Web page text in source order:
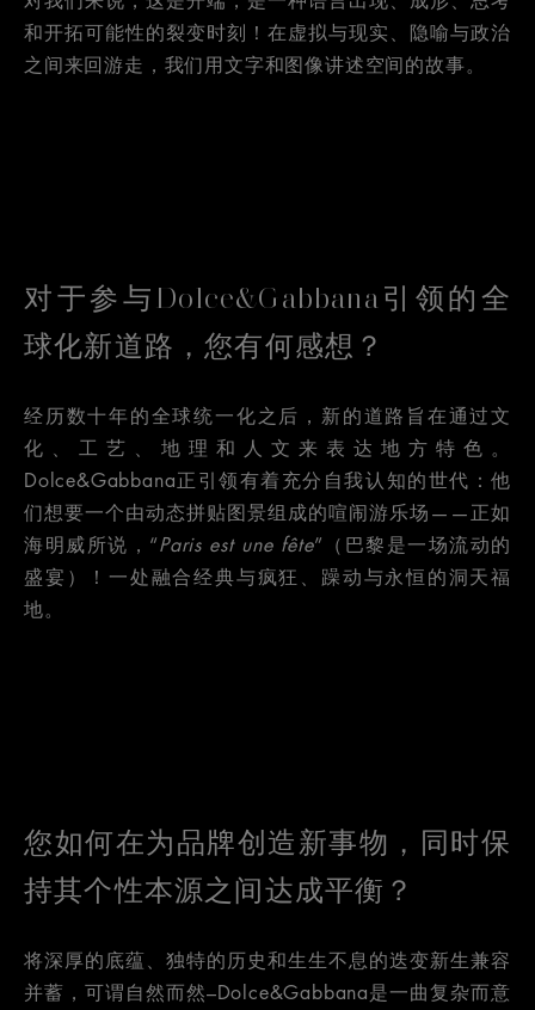
和开拓可能性的裂变时刻！在虚拟与现实、隐喻与政治
之间来回游走，我们用文字和图像讲述空间的故事。
对于参与Dolce&Gabbana引领的全
球化新道路，您有何感想？
经历数十年的全球统一化之后，新的道路旨在通过文
化、工艺、地理和人文来表达地方特色。
Dolce&Gabbana正引领有着充分自我认知的世代：他
们想要一个由动态拼贴图景组成的喧闹游乐场——正如
海明威所说，“Paris est une fête”（巴黎是一场流动的
盛宴）！一处融合经典与疯狂、躁动与永恒的洞天福
地。
您如何在为品牌创造新事物，同时保
持其个性本源之间达成平衡？
将深厚的底蕴、独特的历史和生生不息的迭变新生兼容
并蓄，可谓自然而然–Dolce&Gabbana是一曲复杂而意